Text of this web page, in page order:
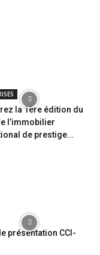
la 1ère édition du
l’immobilier
de prestige...
présentation CCI-